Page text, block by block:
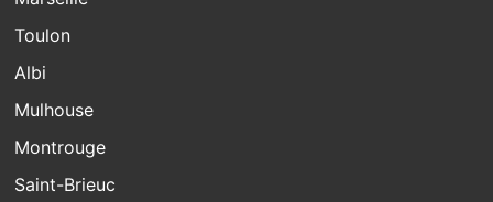
Toulon
Albi
Mulhouse
Montrouge
Saint-Brieuc